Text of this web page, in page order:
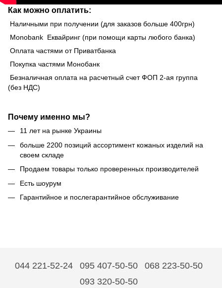
Как можно оплатить:
Наличными при получении (для заказов больше 400грн)
Monobank Еквайринг (при помощи карты любого банка)
Оплата частями от Приватбанка
Покупка частями Монобанк
Безналичная оплата на расчетный счет ФОП 2-ая группа
(без НДС)
Почему именно мы?
11 лет на рынке Украины
больше 2200 позиций ассортимент кожаных изделий на
своем складе
Продаем товары только проверенных производителей
Есть шоурум
Гарантийное и послегарантийное обслуживание
044 221-52-24 095 407-50-50
068 223-50-50
093 320-50-50